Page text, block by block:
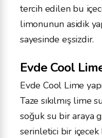
tercih edilen bu
limonunun asidik
sayesinde eşsizdir.
Evde Cool
Evde Cool Lime
Taze sıkılmış lime
soğuk su bir araya
serinletici bir